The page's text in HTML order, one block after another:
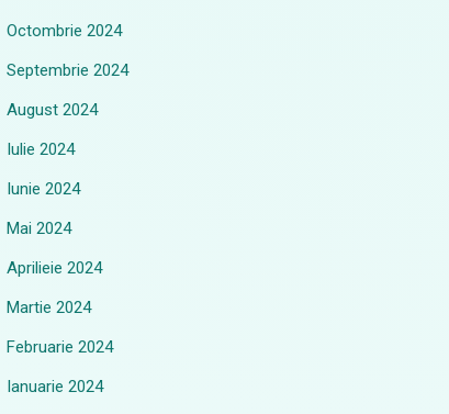
Octombrie 2024
Septembrie 2024
August 2024
Iulie 2024
Iunie 2024
Mai 2024
Aprilieie 2024
Martie 2024
Februarie 2024
Ianuarie 2024